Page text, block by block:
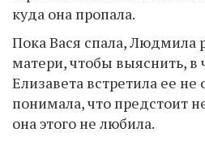
куда она пропала.
Пока Вася спала, Людмила
матери, чтобы выяснить, в
Елизавета встретила ее не
понимала, что предстоит
она этого не любила.